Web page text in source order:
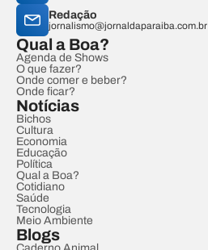
Redação
jornalismo@jornaldaparaiba.com.br
Qual a Boa?
Agenda de Shows
O que fazer?
Onde comer e beber?
Onde ficar?
Notícias
Bichos
Cultura
Economia
Educação
Política
Qual a Boa?
Cotidiano
Saúde
Tecnologia
Meio Ambiente
Blogs